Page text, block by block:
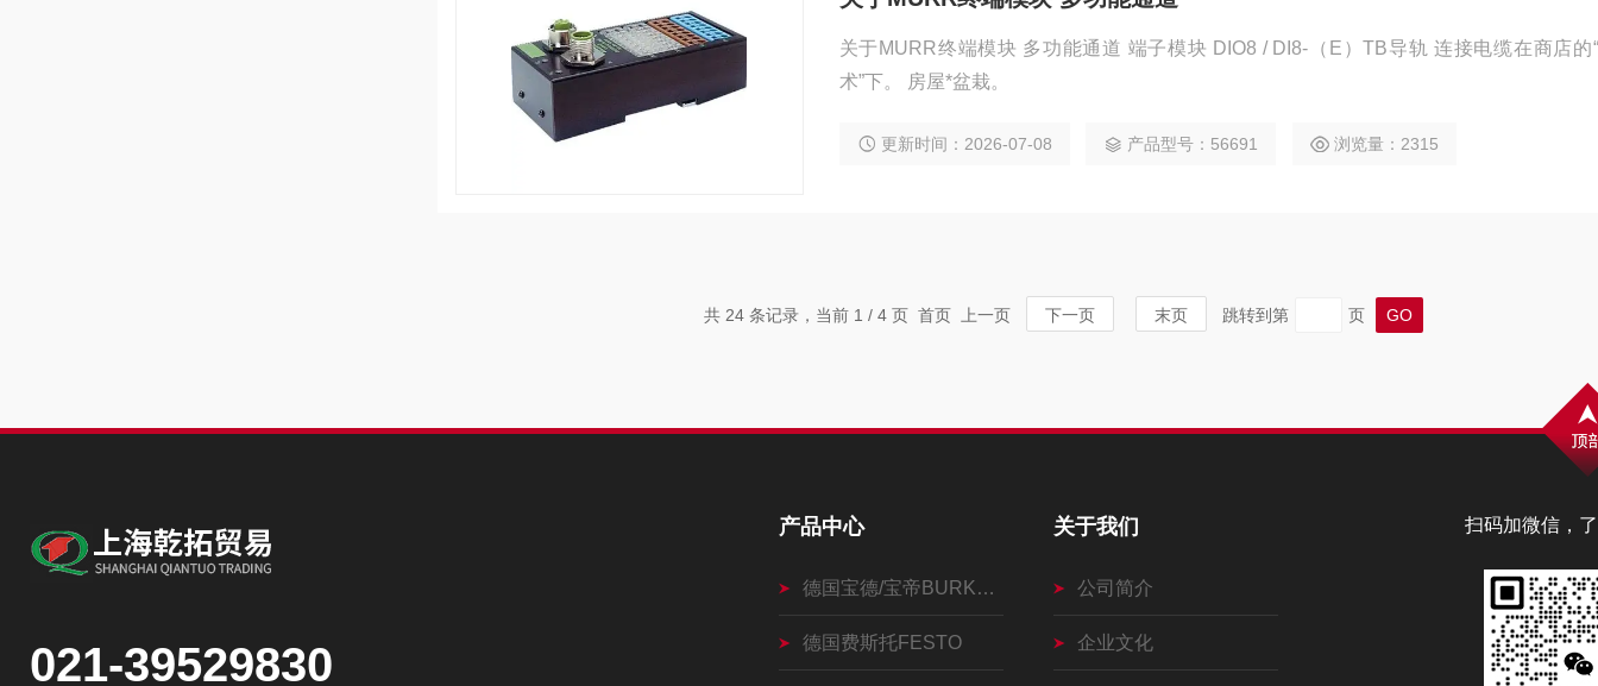
关于MURR终端模块 多功能通道 端子模块 DIO8 / DI8-（E）TB导轨 连接电缆在商店的
术”下。 房屋*盆栽。
更新时间：2026-07-08 产品型号：56691 浏览量：2315
共 24 条记录，当前 1 / 4 页 首页 上一页 下一页 末页 跳转到第 页
扫码加微信，
021-39529830
产品中心
德国宝德/宝帝BURKERT
德国费斯托FESTO
关于我们
公司简介
企业文化